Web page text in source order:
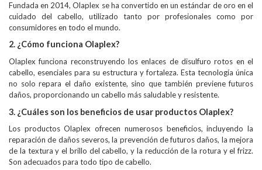
Fundada en 2014, Olaplex se ha convertido en un estándar de oro en el
cuidado del cabello, utilizado tanto por profesionales como por
consumidores en todo el mundo.
2. ¿Cómo funciona Olaplex?
Olaplex funciona reconstruyendo los enlaces de disulfuro rotos en el
cabello, esenciales para su estructura y fortaleza. Esta tecnología única
no solo repara el daño existente, sino que también previene futuros
daños, proporcionando un cabello más saludable y resistente.
3. ¿Cuáles son los beneficios de usar productos Olaplex?
Los productos Olaplex ofrecen numerosos beneficios, incluyendo la
reparación de daños severos, la prevención de futuros daños, la mejora
de la textura y el brillo del cabello, y la reducción de la rotura y el frizz.
Son adecuados para todo tipo de cabello.